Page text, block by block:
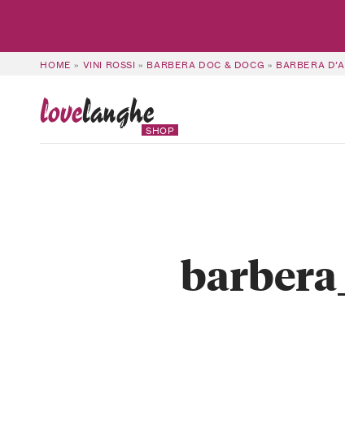
HOME » VINI ROSSI » BARBERA DOC & DOCG » BARBERA
lovelanghe
SHOP